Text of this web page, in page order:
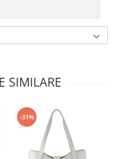
SIMILARE
-31%